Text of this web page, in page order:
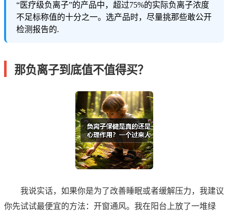
“医疗级负离子”的产品中，超过75%的实际负离子浓度
不足标称值的十分之一。选产品时，尽量挑那些敢公开
检测报告的.
那负离子到底值不值得买？
我说实话，如果你是为了改善睡眠或者缓解压力，我建议
你先试试最便宜的方法：开窗通风。我在阳台上放了一堆绿